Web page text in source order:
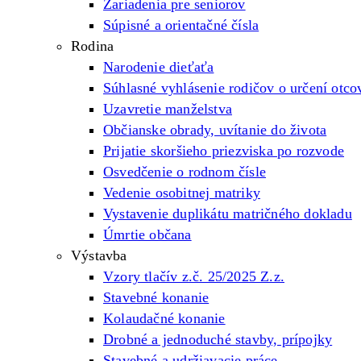
Zariadenia pre seniorov
Súpisné a orientačné čísla
Rodina
Narodenie dieťaťa
Súhlasné vyhlásenie rodičov o určení
Uzavretie manželstva
Občianske obrady, uvítanie do života
Prijatie skoršieho priezviska po rozvode
Osvedčenie o rodnom čísle
Vedenie osobitnej matriky
Vystavenie duplikátu matričného dokladu
Úmrtie občana
Výstavba
Vzory tlačív z.č. 25/2025 Z.z.
Stavebné konanie
Kolaudačné konanie
Drobné a jednoduché stavby, prípojky